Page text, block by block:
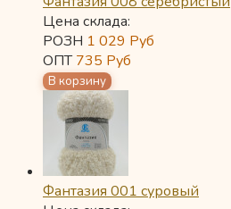
Цена склада:
РОЗН 1 029 Руб
ОПТ735 Руб
Фантазия 001 суровый